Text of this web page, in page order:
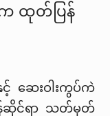
က ထုတ်ပြန်
င့် ဆေးဝါးကွပ်ကဲ
ဆိုင်ရာ သတ်မှတ်